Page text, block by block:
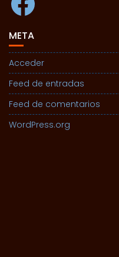
META
Acceder
Feed de entradas
Feed de comentarios
WordPress.org